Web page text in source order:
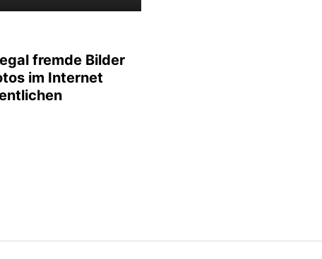
fremde Bilder
im Internet